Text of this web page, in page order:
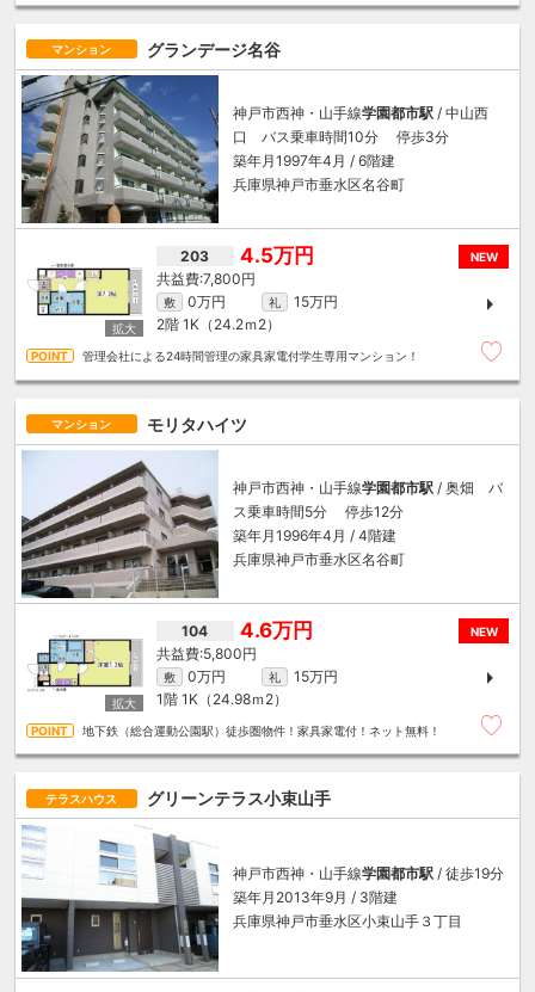
マンション グランデージ名谷
神戸市西神・山手線学園都市駅 / 中山西
口 バス乗車時間10分 停歩3分
築年月1997年4月 / 6階建
兵庫県神戸市垂水区名谷町
NEW
203 4.5万円
7,800円
敷 0万円 礼
15万円
2階 1K（24.2ｍ 2）
管理会社による24時間管理の家具家電付学生専用マンション！
マンション モリタハイツ
神戸市西神・山手線学園都市駅 / 奥畑 バ
ス乗車時間5分 停歩12分
築年月1996年4月 / 4階建
兵庫県神戸市垂水区名谷町
NEW
104 4.6万円
5,800円
敷 0万円 礼
15万円
1階 1K（24.98ｍ 2）
地下鉄（総合運動公園駅）徒歩圏物件！家具家電付！ネット無料！
テラスハウス グリーンテラス小束山手
神戸市西神・山手線学園都市駅 / 徒歩19分
築年月2013年9月 / 3階建
兵庫県神戸市垂水区小束山手３丁目